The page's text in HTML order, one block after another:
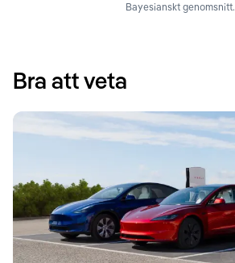
Bayesianskt genomsnitt.
Bra att veta